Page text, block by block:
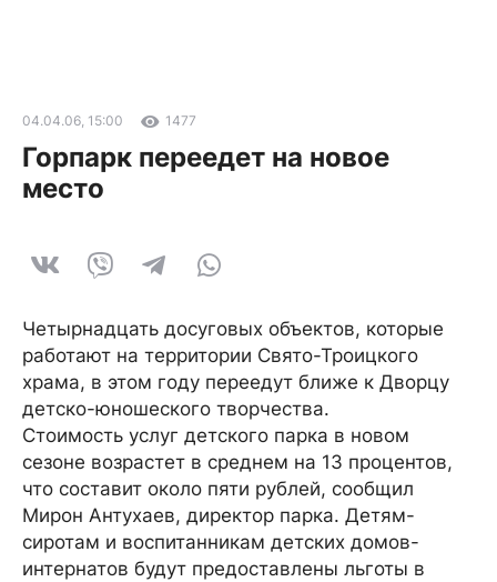
04.04.06, 15:00 1477
Горпарк переедет на новое
место
Четырнадцать досуговых объектов, которые
работают на территории Свято-Троицкого
храма, в этом году переедут ближе к Дворцу
детско-юношеского творчества.
Стоимость услуг детского парка в новом
сезоне возрастет в среднем на 13 процентов,
что составит около пяти рублей, сообщил
Мирон Антухаев, директор парка. Детям-
сиротам и воспитанникам детских домов-
интернатов будут предоставлены льготы в